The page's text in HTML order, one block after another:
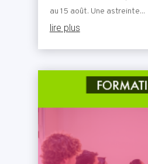
au 15 août. Une astreinte...
lire plus